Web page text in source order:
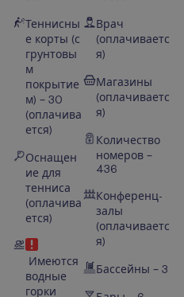
Теннисны
е корты (с
грунтовы
м
покрытие
м) – 30
(оплачива
ется)
Оснащен
ие для
тенниса
(оплачива
ется)
Имеются
водные
горки
Врач
(оплачиваетс
я)
Магазины
(оплачиваетс
я)
Количество
номеров –
436
Конференц-
залы
(оплачиваетс
я)
Бассейны – 3